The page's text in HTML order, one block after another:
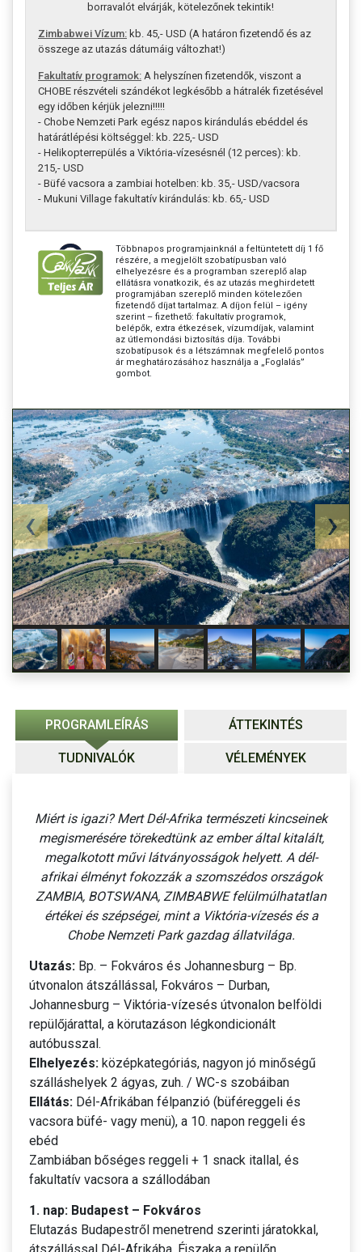
borravalót elvárják, kötelezőnek tekintik!
Zimbabwei Vízum: kb. 45,- USD (A határon fizetendő és az
összege az utazás dátumáig változhat!)
Fakultatív programok: A helyszínen fizetendők, viszont a
CHOBE részvételi szándékot legkésőbb a hátralék fizetésével
egy időben kérjük jelezni!!!!!
- Chobe Nemzeti Park egész napos kirándulás ebéddel és
határátlépési költséggel: kb. 225,- USD
- Helikopterrepülés a Viktória-vízesésnél (12 perces): kb.
215,- USD
- Büfé vacsora a zambiai hotelben: kb. 35,- USD/vacsora
- Mukuni Village fakultatív kirándulás: kb. 65,- USD
Többnapos programjainknál a feltüntetett díj 1 fő
részére, a megjelölt szobatípusban való
elhelyezésre és a programban szereplő alap
ellátásra vonatkozik, és az utazás meghirdetett
programjában szereplő minden kötelezően
fizetendő díjat tartalmaz. A díjon felül – igény
szerint – fizethető: fakultatív programok,
belépők, extra étkezések, vízumdíjak, valamint
az útlemondási biztosítás díja. További
szobatípusok és a létszámnak megfelelő pontos
ár meghatározásához használja a „Foglalás”
gombot.
PROGRAMLEÍRÁS ÁTTEKINTÉS
TUDNIVALÓK VÉLEMÉNYEK
Miért is igazi? Mert Dél-Afrika természeti kincseinek
megismerésére törekedtünk az ember által kitalált,
megalkotott művi látványosságok helyett. A dél-
afrikai élményt fokozzák a szomszédos országok
ZAMBIA, BOTSWANA, ZIMBABWE felülmúlhatatlan
értékei és szépségei, mint a Viktória-vízesés és a
Chobe Nemzeti Park gazdag állatvilága.
Utazás: Bp. – Fokváros és Johannesburg – Bp.
útvonalon átszállással, Fokváros – Durban,
Johannesburg – Viktória-vízesés útvonalon belföldi
repülőjárattal, a körutazáson légkondicionált
autóbusszal.
Elhelyezés: középkategóriás, nagyon jó minőségű
szálláshelyek 2 ágyas, zuh. / WC-s szobáiban
Ellátás: Dél-Afrikában félpanzió (büféreggeli és
vacsora büfé- vagy menü), a 10. napon reggeli és
ebéd
Zambiában bőséges reggeli + 1 snack itallal, és
fakultatív vacsora a szállodában
1. nap: Budapest – Fokváros
Elutazás Budapestről menetrend szerinti járatokkal,